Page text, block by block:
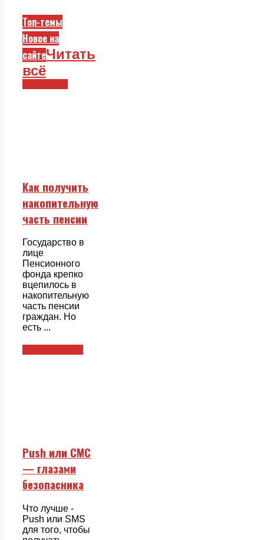
Топ-темы
Новое на
сайтеЧитать
всё
Как получить
накопительную
часть пенсии
Государство в
лице
Пенсионного
фонда крепко
вцепилось в
накопительную
часть пенсии
граждан. Но
есть ...
Push или СМС
— глазами
безопасника
Что лучше -
Push или SMS
для того, чтобы